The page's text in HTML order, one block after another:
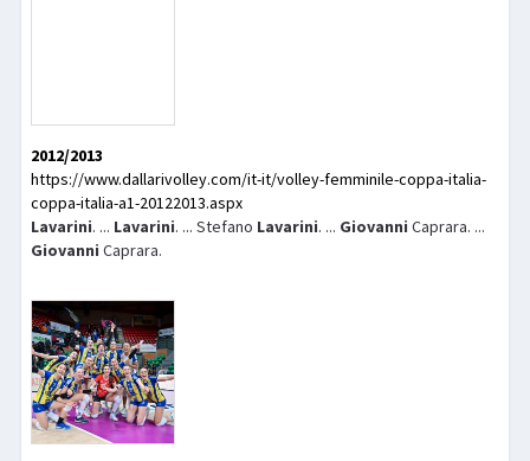
2012/2013
https://www.dallarivolley.com/it-it/volley-femminile-coppa-italia-
coppa-italia-a1-20122013.aspx
Lavarini. ... Lavarini. ... Stefano Lavarini. ... Giovanni Caprara. ...
Giovanni Caprara.